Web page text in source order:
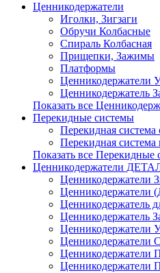
Ценникодержатели
Иголки, Зигзаги
Обручи Колбасные
Cпираль Колбасная
Прищепки, Зажимы
Платформы
Ценникодержатели
Ценникодержатель
Показать все
Перекидные системы
Перекидная
Перекидная
Показать все Перекидные
Ценникодержатели
Ценникодержатели
Ценникодержатель
Ценникодержатель
Ценникодержатели
Ценникодержатели
Ценникодержатели